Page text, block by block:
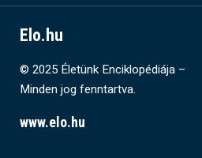
Elo.hu
© 2025 Életünk Enciklopédiája –
Minden jog fenntartva.
www.elo.hu